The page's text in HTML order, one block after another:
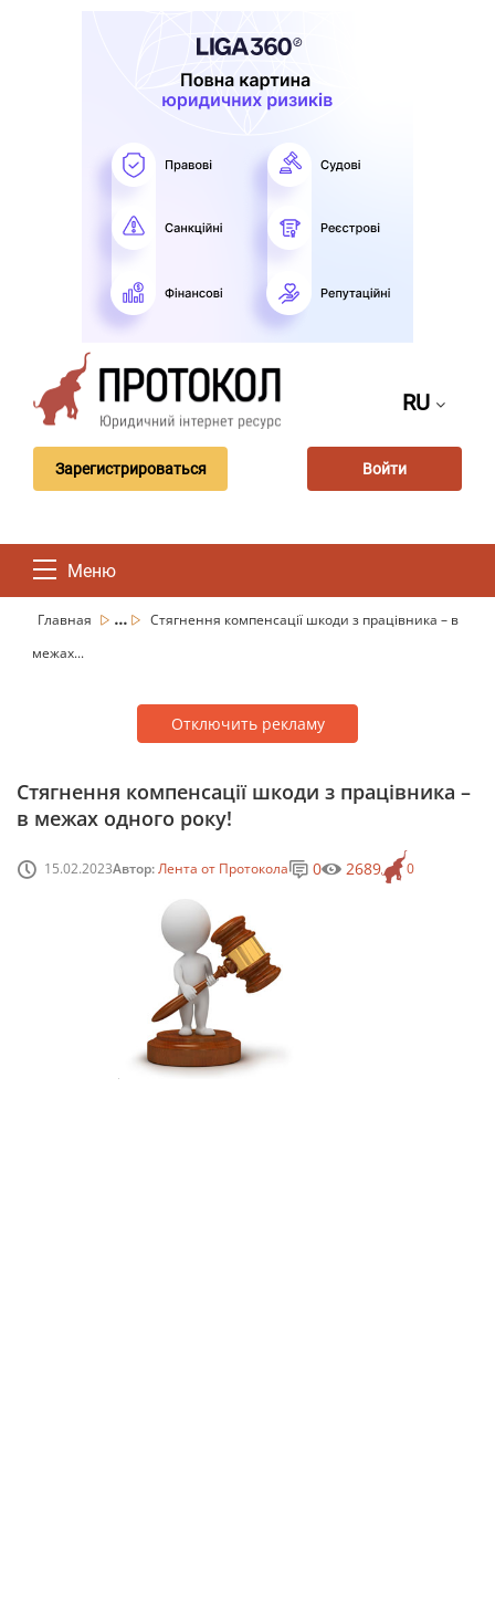
RU
Зарегистрироваться Войти
Меню
Главная ...
Стягнення компенсації шкоди з працівника – в
межах...
Отключить рекламу
Стягнення компенсації шкоди з працівника –
в межах одного року!
15.02.2023Автор:Лента от Протокола 0
0 2689